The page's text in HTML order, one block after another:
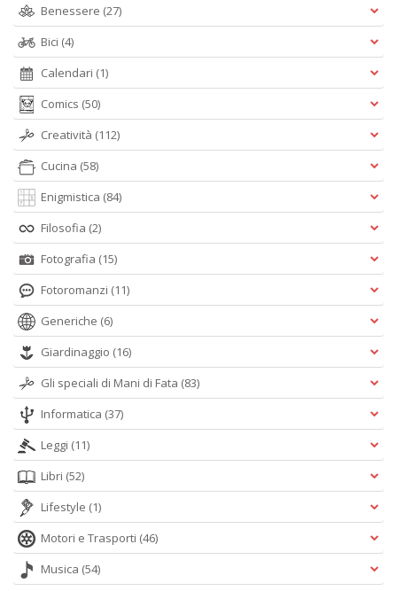
Benessere (27)
Bici (4)
Calendari (1)
Comics (50)
Creatività (112)
Cucina (58)
Enigmistica (84)
Filosofia (2)
Fotografia (15)
Fotoromanzi (11)
Generiche (6)
Giardinaggio (16)
Gli speciali di Mani di Fata (83)
Informatica (37)
Leggi (11)
Libri (52)
Lifestyle (1)
Motori e Trasporti (46)
Musica (54)